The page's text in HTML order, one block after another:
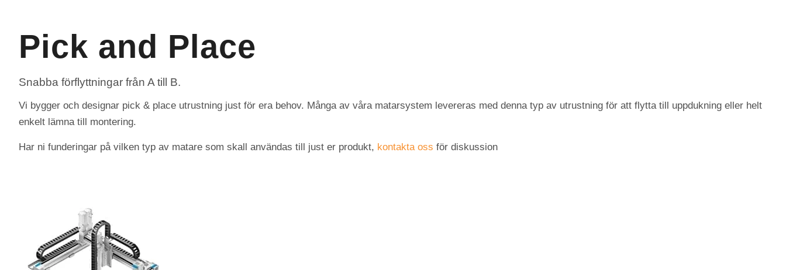
Pick and Place
Snabba förflyttningar från A till B.
Vi bygger och designar pick & place utrustning just för era behov. Många av våra matarsystem levereras med denna typ av utrustning för att flytta till uppdukning eller helt
enkelt lämna till montering.
Har ni funderingar på vilken typ av matare som skall användas till just er produkt, kontakta oss för diskussion